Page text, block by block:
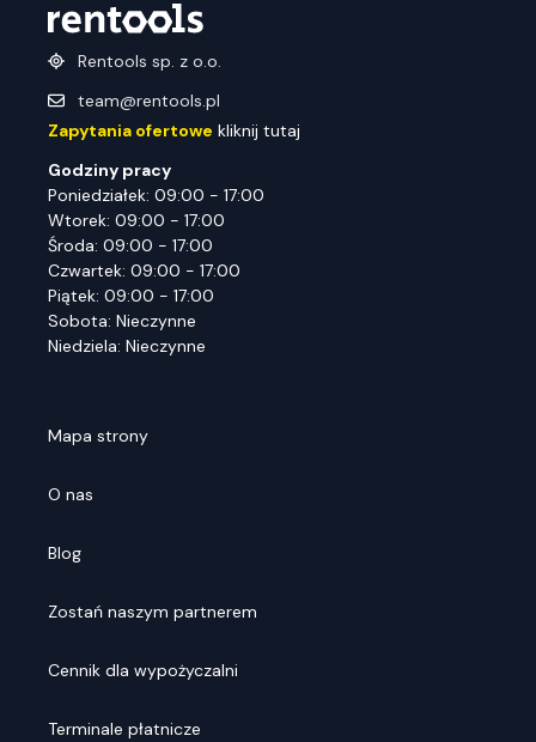
Rentools sp. z o.o.
team@rentools.pl
Zapytania ofertowe kliknij tutaj
Godziny pracy
Poniedziałek: 09:00 - 17:00
Wtorek: 09:00 - 17:00
Środa: 09:00 - 17:00
Czwartek: 09:00 - 17:00
Piątek: 09:00 - 17:00
Sobota: Nieczynne
Niedziela: Nieczynne
Mapa strony
O nas
Blog
Zostań naszym partnerem
Cennik dla wypożyczalni
Terminale płatnicze